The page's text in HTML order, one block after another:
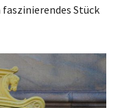
Stück